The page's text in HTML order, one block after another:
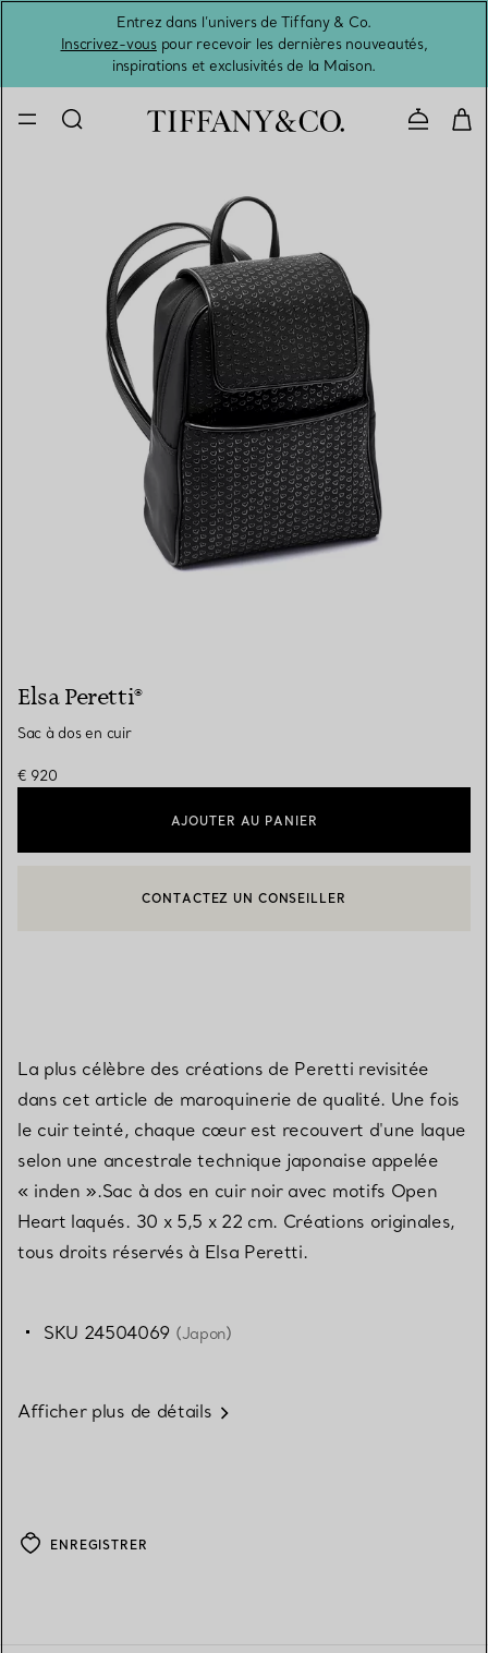
Entrez dans l’univers de Tiffany & Co.
Inscrivez-vouspour recevoir les dernières nouveautés,
inspirations et exclusivités de la Maison.
Elsa Peretti®
Sac à dos en cuir
€ 920
AJOUTER AU PANIER
CONTACTER UN CONSEILLER CLIENT OU PRENDRE RENDEZ-
CONTACTEZ UN CONSEILLER
La plus célèbre des créations de Peretti revisitée
dans cet article de maroquinerie de qualité. Une fois
le cuir teinté, chaque cœur est recouvert d'une laque
selon une ancestrale technique japonaise appelée
« inden ».Sac à dos en cuir noir avec motifs Open
Heart laqués. 30 x 5,5 x 22 cm. Créations originales,
tous droits réservés à Elsa Peretti.
SKU 24504069 (Japon)
Afficher plus de détails
ENREGISTRER